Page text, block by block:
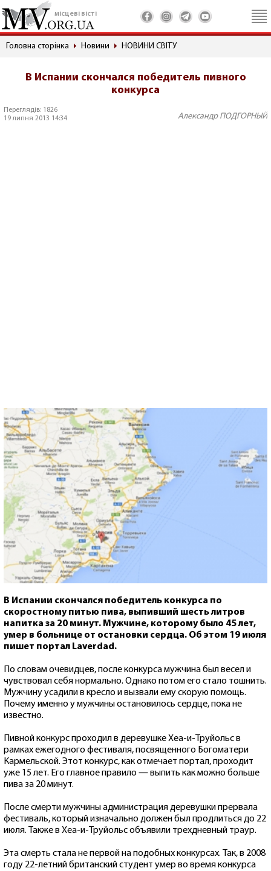
місцеві вісті
Головна сторінка Новини НОВИНИ СВІТУ
В Испании скончался победитель пивного
конкурса
Переглядів: 1826
19 липня 2013 14:34
Александр ПОДГОРНЫЙ
В Испании скончался победитель конкурса по
скоростному питью пива, выпивший шесть литров
напитка за 20 минут. Мужчине, которому было 45 лет,
умер в больнице от остановки сердца. Об этом 19 июля
пишет портал Laverdad.
По словам очевидцев, после конкурса мужчина был весел и
чувствовал себя нормально. Однако потом его стало тошнить.
Мужчину усадили в кресло и вызвали ему скорую помощь.
Почему именно у мужчины остановилось сердце, пока не
известно.
Пивной конкурс проходил в деревушке Хеа-и-Труйольс в
рамках ежегодного фестиваля, посвященного Богоматери
Кармельской. Этот конкурс, как отмечает портал, проходит
уже 15 лет. Его главное правило — выпить как можно больше
пива за 20 минут.
После смерти мужчины администрация деревушки прервала
фестиваль, который изначально должен был продлиться до 22
июля. Также в Хеа-и-Труйольс объявили трехдневный траур.
Эта смерть стала не первой на подобных конкурсах. Так, в 2008
году 22-летний британский студент умер во время конкурса